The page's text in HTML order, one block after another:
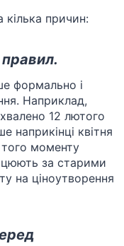
причин:
формально і
Наприклад,
12 лютого
наприкінці квітня
моменту
за старими
на ціноутворення